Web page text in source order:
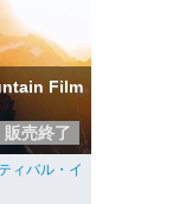
Film
販売終了
ィバル・イ